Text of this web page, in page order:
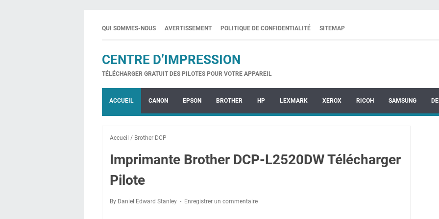
QUI SOMMES-NOUS AVERTISSEMENT POLITIQUE DE CONFIDENTIALITÉ SITEMAP
CENTRE D’IMPRESSION
TÉLÉCHARGER GRATUIT DES PILOTES POUR VOTRE APPAREIL
ACCUEIL CANON EPSON BROTHER HP LEXMARK XEROX RICOH SAMSUNG
Accueil / Brother DCP
Imprimante Brother DCP-L2520DW Télécharger
Pilote
By Daniel Edward Stanley Enregistrer un commentaire